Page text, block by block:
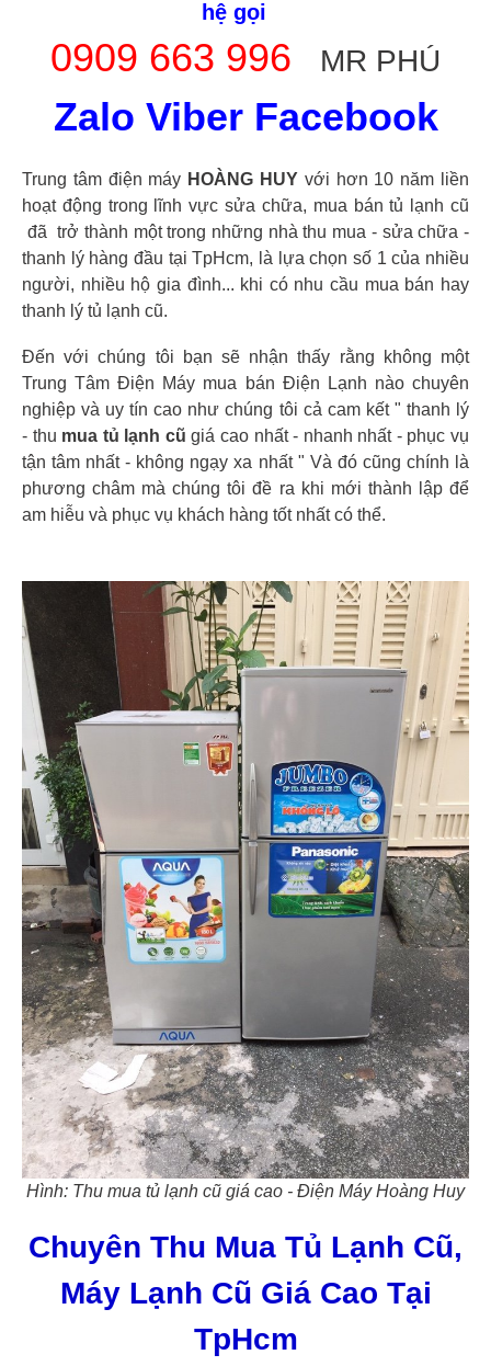
hệ gọi
0909 663 996 MR PHÚ
Zalo Viber Facebook
Trung tâm điện máy HOÀNG HUY với hơn 10 năm liền
hoạt động trong lĩnh vực sửa chữa, mua bán tủ lạnh cũ
đã trở thành một trong những nhà thu mua - sửa chữa -
thanh lý hàng đầu tại TpHcm, là lựa chọn số 1 của nhiều
người, nhiều hộ gia đình... khi có nhu cầu mua bán hay
thanh lý tủ lạnh cũ.
Đến với chúng tôi bạn sẽ nhận thấy rằng không một
Trung Tâm Điện Máy mua bán Điện Lạnh nào chuyên
nghiệp và uy tín cao như chúng tôi cả cam kết " thanh lý
- thu mua tủ lạnh cũ giá cao nhất - nhanh nhất - phục vụ
tận tâm nhất - không ngạy xa nhất " Và đó cũng chính là
phương châm mà chúng tôi đề ra khi mới thành lập để
am hiễu và phục vụ khách hàng tốt nhất có thể.
Hình: Thu mua tủ lạnh cũ giá cao - Điện Máy Hoàng Huy
Chuyên Thu Mua Tủ Lạnh Cũ,
Máy Lạnh Cũ Giá Cao Tại
TpHcm